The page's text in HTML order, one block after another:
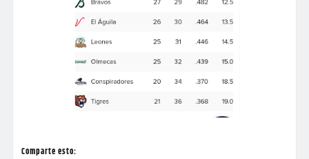
Comparte esto: